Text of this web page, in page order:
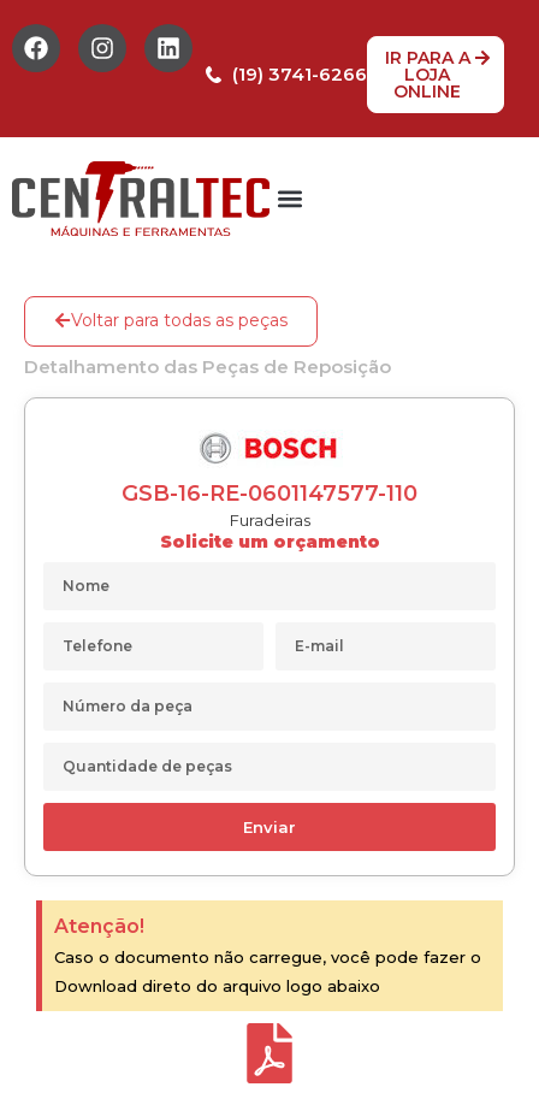
(19) 3741-6266
IR PARA A
LOJA
ONLINE
Voltar para todas as peças
Detalhamento das Peças de Reposição
GSB-16-RE-0601147577-110
Furadeiras
Solicite um orçamento
Enviar
Atenção!
Caso o documento não carregue, você pode fazer o
Download direto do arquivo logo abaixo